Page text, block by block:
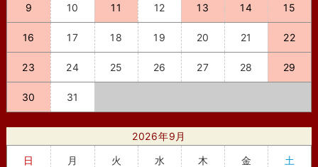
9 10 11 12 13 14 15
16 17 18 19 20 21 22
23 24 25 26 27 28 29
30 31
2026年9月
日
月 火 水 木 金 土